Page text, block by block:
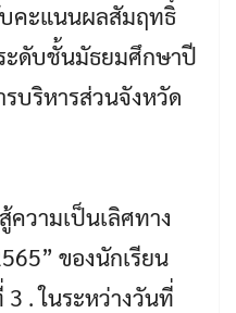
คะแนนผลสัมฤทธิ์
ะดับชั้นมัธยมศึกษาปี
บริหารส่วนจังหวัด
ความเป็นเลิศทาง
ของนักเรียน
. ในระหว่างวันที่